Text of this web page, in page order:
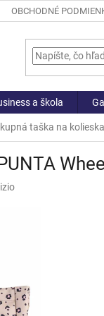
OBCHODNÉ
a škola
taška na
Wheel